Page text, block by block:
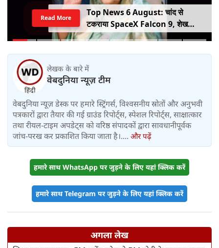
Top News 6 August: चांद से
टकराया SpaceX Falcon 9, शेख
हसीना की घर वापसी का ऐलान, MP में बस
Read More
लेखक के बारे में
वेबदुनिया न्यूज़ टीम
वेबदुनिया न्यूज़ डेस्क पर हमारे स्ट्रिंगर्स, विश्वसनीय स्रोतों और अनुभवी
पत्रकारों द्वारा तैयार की गई ग्राउंड रिपोर्ट्स, स्पेशल रिपोर्ट्स, साक्षात्कार
तथा रीयल-टाइम अपडेट्स को वरिष्ठ संपादकों द्वारा सावधानीपूर्वक
जांच-परख कर प्रकाशित किया जाता है।.... और पढ़ें
हमारे साथ WhatsApp पर जुड़ने के लिए यहां क्लिक करें
हमारे साथ Telegram पर जुड़ने के लिए यहां क्लिक करें
अगला लेख